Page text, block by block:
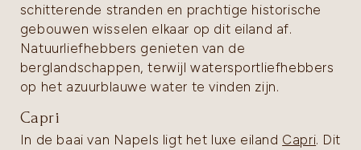
schitterende stranden en prachtige historische
gebouwen wisselen elkaar op dit eiland af.
Natuurliefhebbers genieten van de
berglandschappen, terwijl watersportliefhebbers
op het azuurblauwe water te vinden zijn.
Capri
In de baai van Napels ligt het luxe eiland Capri. Dit